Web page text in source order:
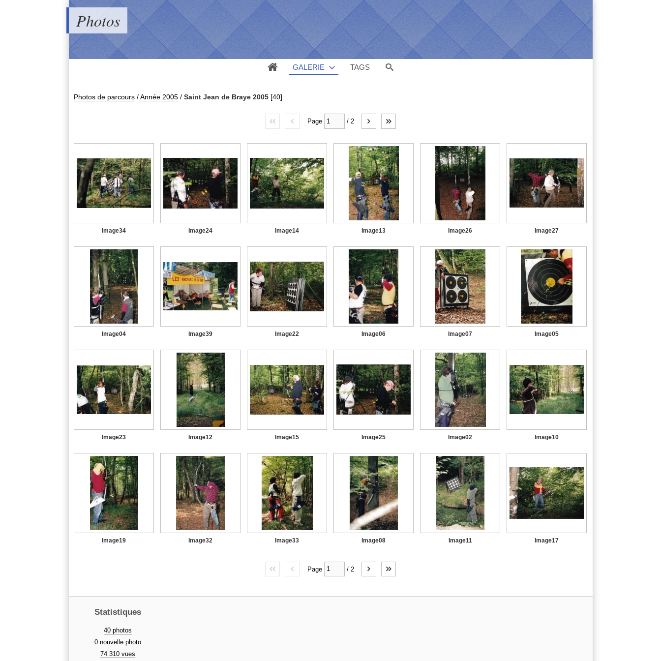
Photos
GALERIE TAGS
Photos de parcours / Année 2005 / Saint Jean de Braye 2005 [40]
Page / 2
Image34 Image24 Image14 Image13 Image26 Image27
Image04 Image39 Image22 Image06 Image07 Image05
Image23 Image12 Image15 Image25 Image02 Image10
Image19 Image32 Image33 Image08 Image11 Image17
Page / 2
Statistiques
40 photos
0 nouvelle photo
74 310 vues